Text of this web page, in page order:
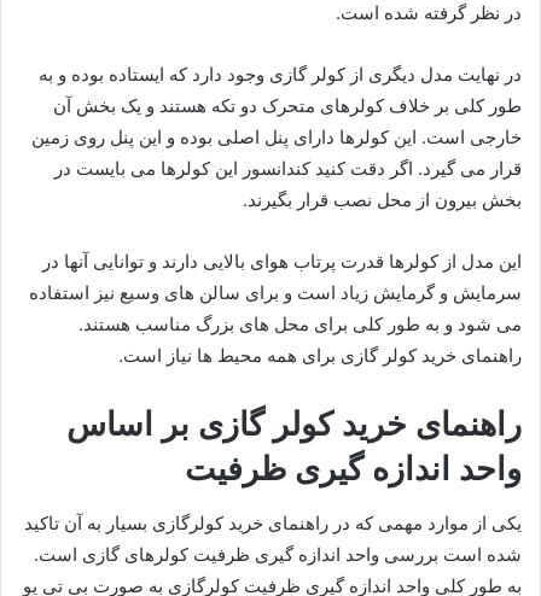
در نظر گرفته شده است.
در نهایت مدل دیگری از کولر گازی وجود دارد که ایستاده بوده و به
طور کلی بر خلاف کولرهای متحرک دو تکه هستند و یک بخش آن
خارجی است. این کولرها دارای پنل اصلی بوده و این پنل روی زمین
قرار می گیرد. اگر دقت کنید کندانسور این کولرها می بایست در
بخش بیرون از محل نصب قرار بگیرند.
این مدل از کولرها قدرت پرتاب هوای بالایی دارند و توانایی آنها در
سرمایش و گرمایش زیاد است و برای سالن های وسیع نیز استفاده
می شود و به طور کلی برای محل های بزرگ مناسب هستند.
راهنمای خرید کولر گازی برای همه محیط ها نیاز است.
راهنمای خرید کولر گازی بر اساس
واحد اندازه گیری ظرفیت
یکی از موارد مهمی که در راهنمای خرید کولرگازی بسیار به آن تاکید
شده است بررسی واحد اندازه گیری ظرفیت کولرهای گازی است.
به طور کلی واحد اندازه گیری ظرفیت کولرگازی به صورت بی تی یو